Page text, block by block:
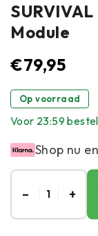
Module
€79,95
Op voorraad
Voor 23:59
Shop nu
– 1 +